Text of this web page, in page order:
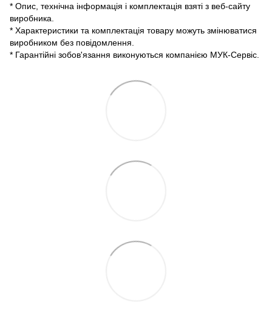
* Опис, технічна інформація і комплектація взяті з веб-сайту
виробника.
* Характеристики та комплектація товару можуть змінюватися
виробником без повідомлення.
* Гарантійні зобов'язання виконуються компанією МУК-Сервіс.